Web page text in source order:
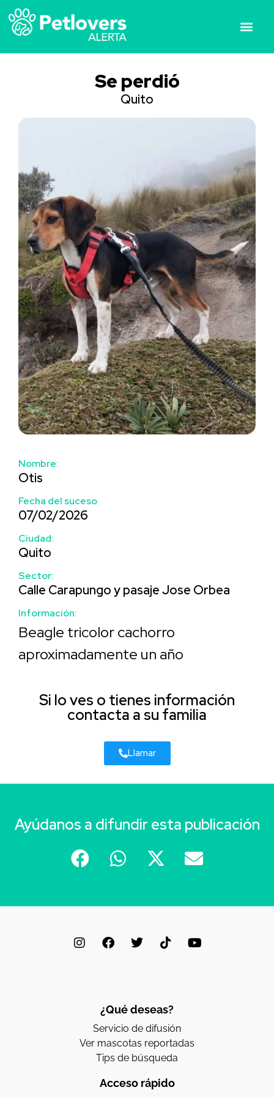
Nombre:
Otis
Fecha del suceso
07/02/2026
Ciudad:
Quito
Sector:
Calle Carapungo y pasaje Jose Orbea
Información:
Beagle tricolor cachorro
aproximadamente un año
Si lo ves o tienes información
contacta a su familia
Llamar
Se perdió
Quito
Ayúdanos a difundir esta publicación
¿Qué deseas?
Servicio de difusión
Ver mascotas reportadas
Tips de búsqueda
Acceso rápido